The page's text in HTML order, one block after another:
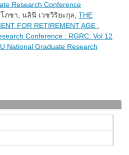
Research Conference
ภชา, นลินี เวชวิริยะกุล, THE
FOR RETIREMENT AGE
Conference : RGRC: Vol 12
National Graduate Research